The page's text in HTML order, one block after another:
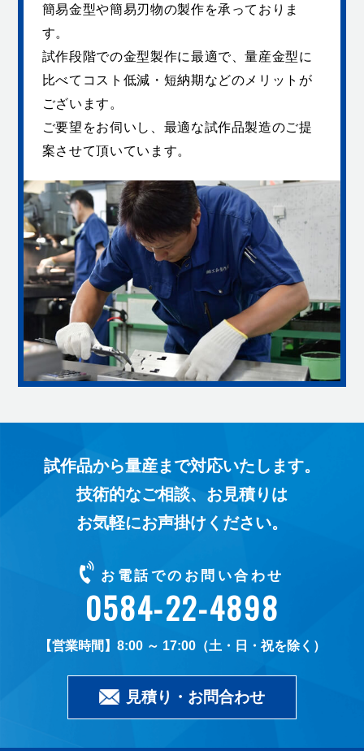
簡易金型や簡易刃物の製作を承っておりま
す。
試作段階での金型製作に最適で、量産金型に
比べてコスト低減・短納期などのメリットが
ございます。
ご要望をお伺いし、最適な試作品製造のご提
案させて頂いています。
試作品から量産まで対応いたします。
技術的なご相談、お見積りは
お気軽にお声掛けください。
お電話でのお問い合わせ
0584-22-4898
8:00 ～ 17:00（土・日・祝を除く）
見積り・お問合わせ